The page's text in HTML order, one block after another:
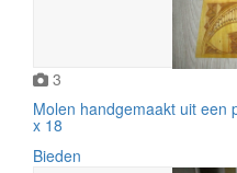
3
Molen handgemaakt uit een
x 18
Bieden